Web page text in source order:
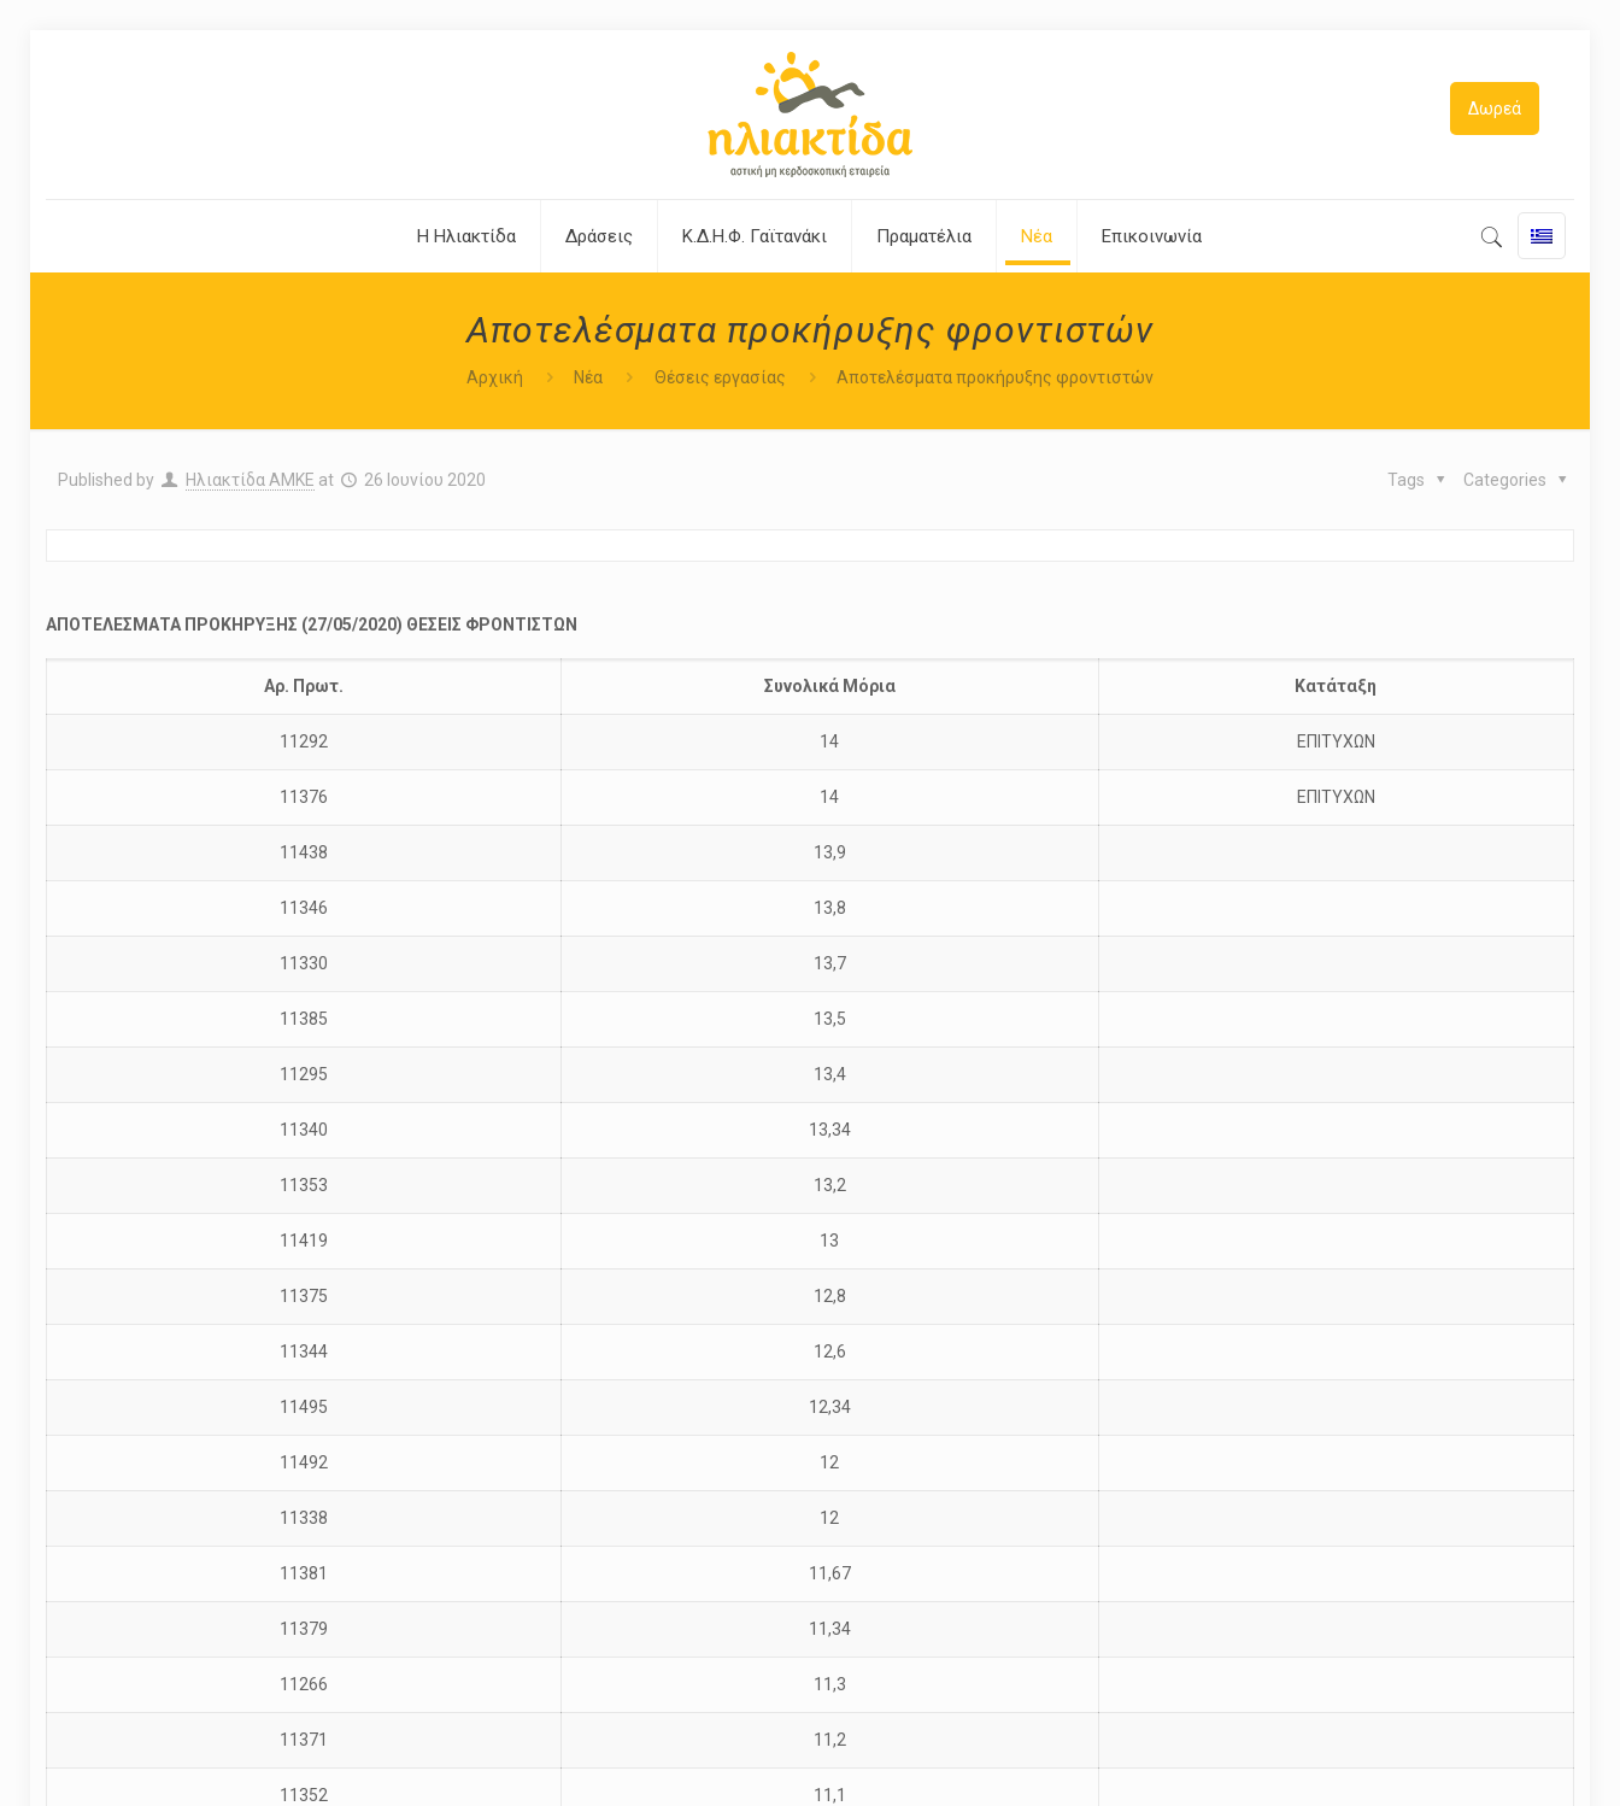
Η Ηλιακτίδα Δράσεις Κ.Δ.Η.Φ. Γαϊτανάκι Πραματέλια Νέα Επικοινωνία
Δωρεά
Αποτελέσματα προκήρυξης φροντιστών
Αρχική Νέα Θέσεις εργασίας Αποτελέσματα προκήρυξης φροντιστών
Published by Ηλιακτίδα ΑΜΚΕ at 26 Ιουνίου 2020 Categories
Tags
ΑΠΟΤΕΛΕΣΜΑΤΑ ΠΡΟΚΗΡΥΞΗΣ (27/05/2020) ΘΕΣΕΙΣ ΦΡΟΝΤΙΣΤΩΝ
Αρ. Πρωτ. Συνολικά Μόρια Κατάταξη
11292 14 ΕΠΙΤΥΧΩΝ
11376 14 ΕΠΙΤΥΧΩΝ
11438 13,9
11346 13,8
11330 13,7
11385 13,5
11295 13,4
11340 13,34
11353 13,2
11419 13
11375 12,8
11344 12,6
11495 12,34
11492 12
11338 12
11381 11,67
11379 11,34
11266 11,3
11371 11,2
11352 11,1